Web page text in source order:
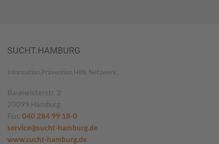
SUCHT.HAMBURG
Information.Prävention.Hilfe.Netzwerk.
Baumeisterstr. 2
20099 Hamburg
Fon: 040 284 99 18-0
service@sucht-hamburg.de
www.sucht-hamburg.de